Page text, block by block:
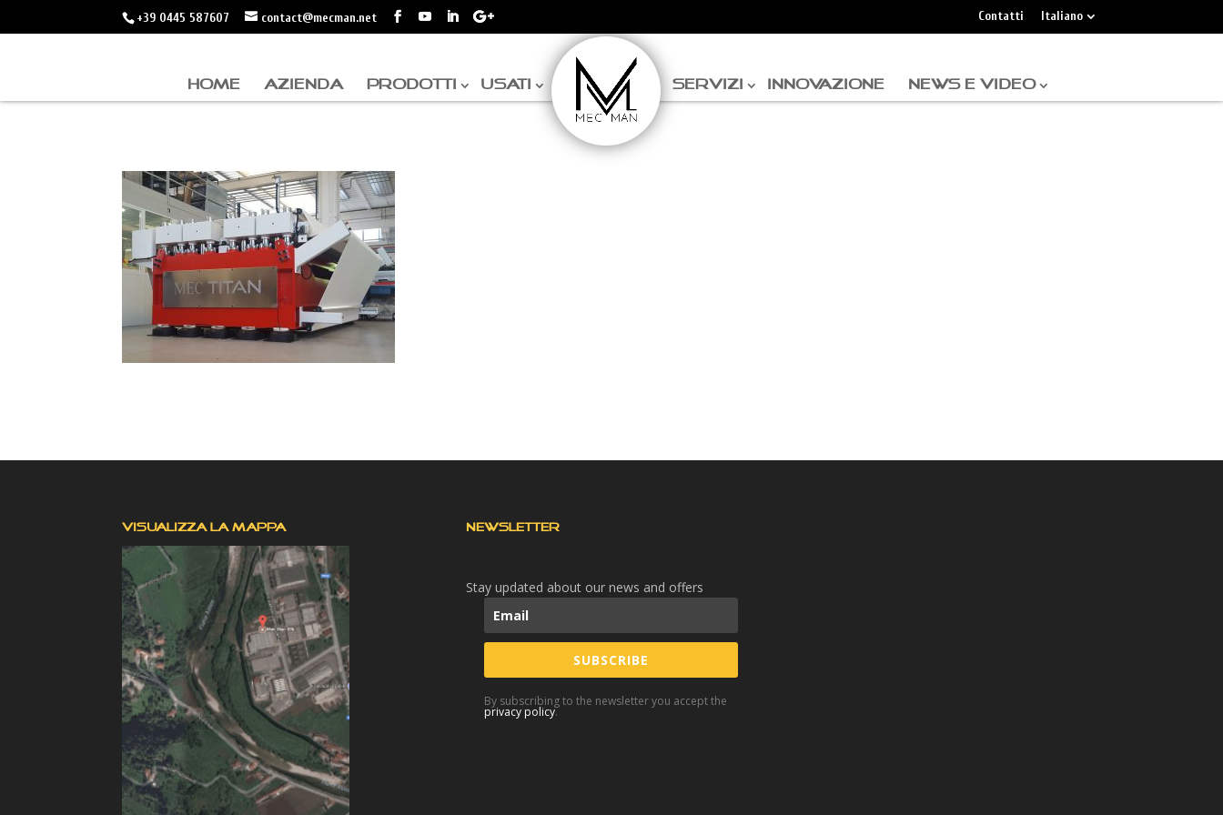
+39 0445 587607 contact@mecman.net Contatti Italiano
HOME AZIENDA PRODOTTI USATI SERVIZI INNOVAZIONE NEWS E VIDEO
VISUALIZZA LA MAPPA NEWSLETTER
Stay updated about our news and offers
SUBSCRIBE
By subscribing to the newsletter you accept the
privacy policy.